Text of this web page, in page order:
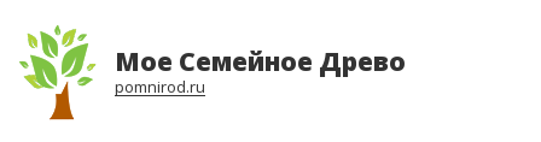
Мое Семейное Древо
pomnirod.ru